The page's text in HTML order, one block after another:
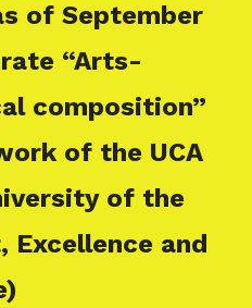
of September
“Arts-
composition”
of the UCA
of the
Excellence and